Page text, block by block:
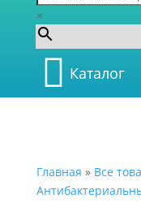
×
Каталог
Главная » Все